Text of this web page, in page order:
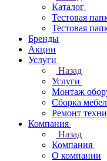
Каталог
Тестовая
Тестовая
Бренды
Акции
Услуги
Назад
Услуги
Монтаж
Сборка
Ремонт
Компания
Назад
Компания
О компании